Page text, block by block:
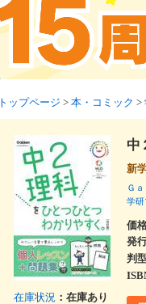
トップページ > 本・コミック >
在庫状況 ：在庫あり
中
新
Ｇ
学研
価
発
判型